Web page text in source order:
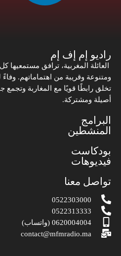
راديو إم إف إم
العائلة المغربية، ترافق مستمعيها
ومتنوعة وقريبة من اهتماماتهم. وفاءً
تخلق رابطًا قويًا مع المغاربة
أصيلة ومشتركة.
البرامج
المنشطين
بودكاست
فيديوهات
تواصل معنا
0522303000
0522313333
0620004004 (واتساب)
contact@mfmradio.ma